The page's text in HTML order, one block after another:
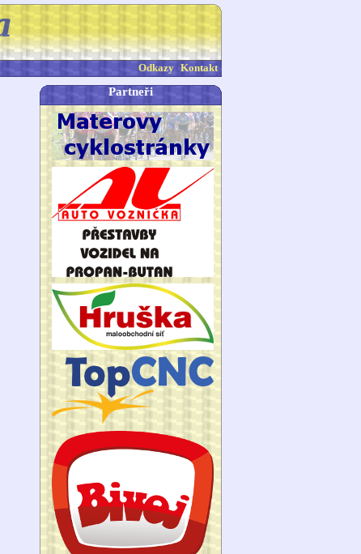
Odkazy Kontakt
Partneři